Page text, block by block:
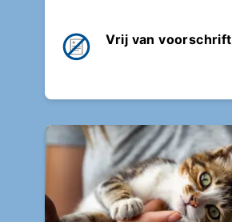
Vrij van voorschrift